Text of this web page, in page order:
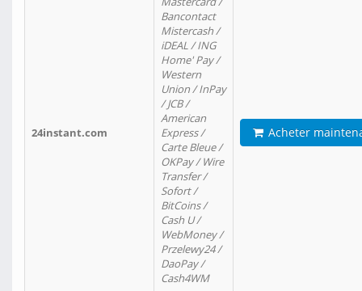
24instant.com
Bancontact
Mistercash /
iDEAL / ING
Home' Pay /
Western
Union / InPay
/ JCB /
American
Express /
Carte Bleue /
OKPay / Wire
Transfer /
Sofort /
BitCoins /
Cash U /
WebMoney /
Przelewy24 /
DaoPay /
Cash4WM
Acheter